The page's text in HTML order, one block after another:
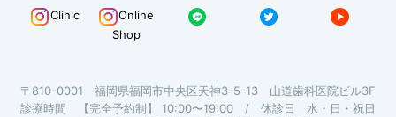
Clinic
Online
Shop
〒810-0001 福岡県福岡市中央区天神3-5-13 山道歯科医院ビル3F
診療時間 【完全予約制】 10:00〜19:00 / 休診日 水・日・祝日